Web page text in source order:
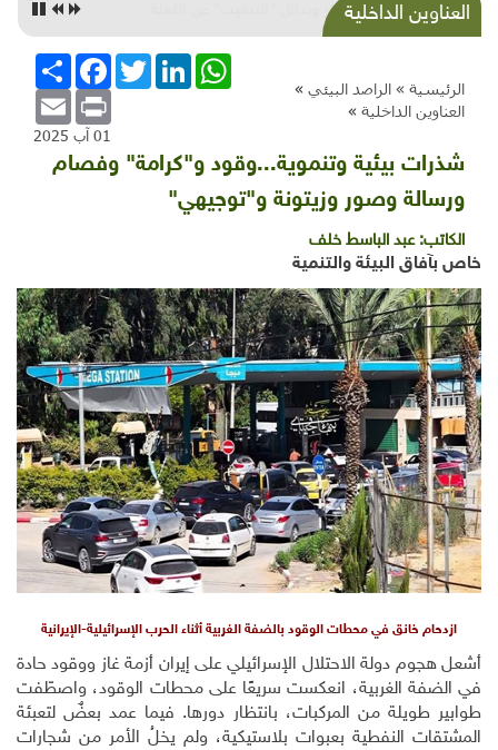
العناوين الداخليةمخاطر وبدائل "التنقيب" عن اللعنة
الرئيسية » الراصد البيئي »
العناوين الداخلية »
انشر
FacebookTwitterLinkedInWhatsApp
Email Print
01 آب 2025
شذرات بيئية وتنموية...وقود و"كرامة" وفصام
ورسالة وصور وزيتونة و"توجيهي"
الكاتب:عبد الباسط خلف
خاص بآفاق البيئة والتنمية
ازدحام خانق في محطات الوقود بالضفة الغربية أثناء الحرب الإسرائيلية-الإيرانية
أشعل هجوم دولة الاحتلال الإسرائيلي على إيران أزمة غاز ووقود حادة
في الضفة الغربية، انعكست سريعًا على محطات الوقود، واصطّفت
طوابير طويلة من المركبات، بانتظار دورها. فيما عمد بعضٌ لتعبئة
المشتقات النفطية بعبوات بلاستيكية، ولم يخلُ الأمر من شجارات